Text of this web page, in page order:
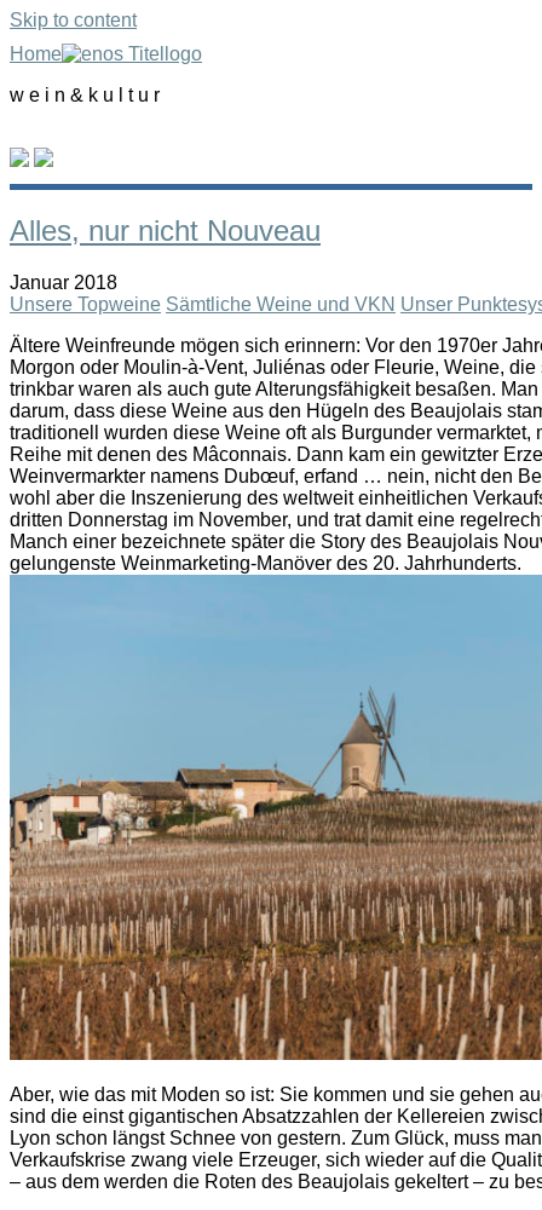
Skip to content
Home
w e i n & k u l t u r
Alles, nur nicht Nouveau
Januar 2018
Unsere Topweine Sämtliche Weine und VKN Unser
Ältere Weinfreunde mögen sich erinnern: Vor den 1970er
Morgon oder Moulin-à-Vent, Juliénas oder Fleurie, Weine,
trinkbar waren als auch gute Alterungsfähigkeit besaßen.
darum, dass diese Weine aus den Hügeln des Beaujolais
traditionell wurden diese Weine oft als Burgunder vermarktet,
Reihe mit denen des Mâconnais. Dann kam ein gewitzter
Weinvermarkter namens Dubœuf, erfand … nein, nicht den
wohl aber die Inszenierung des weltweit einheitlichen
dritten Donnerstag im November, und trat damit eine
Manch einer bezeichnete später die Story des Beaujolais
gelungenste Weinmarketing-Manöver des 20. Jahrhunderts.
Aber, wie das mit Moden so ist: Sie kommen und sie gehen
sind die einst gigantischen Absatzzahlen der Kellereien
Lyon schon längst Schnee von gestern. Zum Glück, muss
Verkaufskrise zwang viele Erzeuger, sich wieder auf die
– aus dem werden die Roten des Beaujolais gekeltert – zu